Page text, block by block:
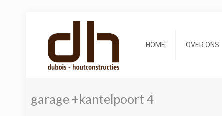
HOME OVER ONS
garage +kantelpoort 4